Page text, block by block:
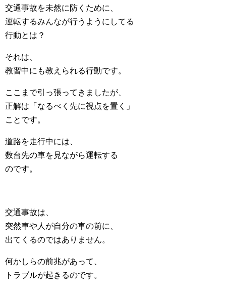
交通事故を未然に防くために、
運転するみんなが行うようにしてる
行動とは？
それは、
教習中にも教えられる行動です。
ここまで引っ張ってきましたが、
正解は「なるべく先に視点を置く」
ことです。
道路を走行中には、
数台先の車を見ながら運転する
のです。
交通事故は、
突然車や人が自分の車の前に、
出てくるのではありません。
何かしらの前兆があって、
トラブルが起きるのです。